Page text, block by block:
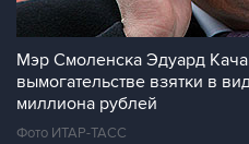
Мэр Смоленска Эдуард
вымогательстве взятки в
миллиона рублей
Фото ИТАР-ТАСС